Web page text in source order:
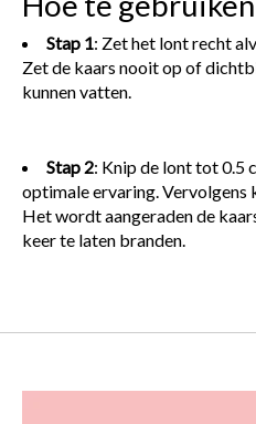
Stap 1: Zet het lont recht
Zet de kaars nooit op of
kunnen vatten.
Stap 2: Knip de lont tot 0.5
optimale ervaring. Vervolgens
Het wordt aangeraden de
keer te laten branden.